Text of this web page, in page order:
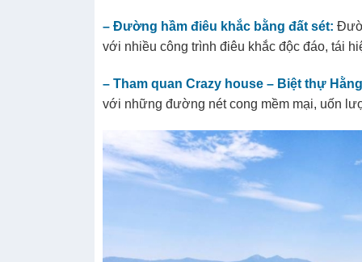
– Đường hầm điêu khắc bằng đất sét:
với nhiều công trình điêu khắc độc đáo, tái
– Tham quan Crazy house – Biệt thự
với những đường nét cong mềm mại, uốn